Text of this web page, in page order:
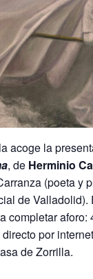
acoge la
, de Herminio
(poeta y
de Valladolid).
completar aforo:
por
de Zorrilla.